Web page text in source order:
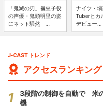
「鬼滅の刃」禰豆子役
の声優・鬼頭明里の姿
にネット騒然 ...
ナイツ・
Tuberヒカ
デビュー...
J-CAST トレンド
アクセスランキング
3段階の制御を自動で 米
機